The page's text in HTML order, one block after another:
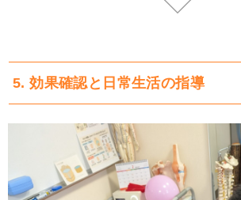
5. 効果確認と日常生活の指導